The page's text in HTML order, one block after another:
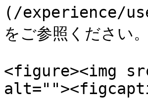
(/experience/
をご参照ください。
<figure><img